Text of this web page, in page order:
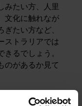
みたい方、人里
文化に触れなが
たい方など、
ストラリアでは
るでしょう。
のがあるか見て